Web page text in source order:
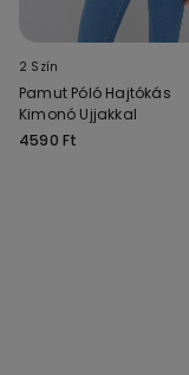
2 Szín
Pamut Póló Hajtókás
Kimonó Ujjakkal
4590 Ft